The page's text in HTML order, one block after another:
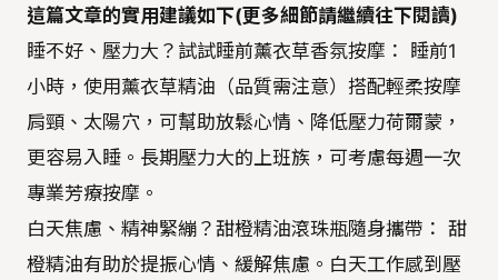
這篇文章的實用建議如下(更多細節請繼續往下閱讀)
睡不好、壓力大？試試睡前薰衣草香氛按摩： 睡前1
小時，使用薰衣草精油（品質需注意）搭配輕柔按摩
肩頸、太陽穴，可幫助放鬆心情、降低壓力荷爾蒙，
更容易入睡。長期壓力大的上班族，可考慮每週一次
專業芳療按摩。
白天焦慮、精神緊繃？甜橙精油滾珠瓶隨身攜帶： 甜
橙精油有助於提振心情、緩解焦慮。白天工作感到壓